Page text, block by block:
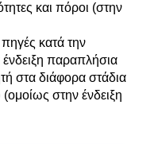
και πόροι (στην
κατά την
ένδειξη παραπλήσια
στα διάφορα στάδια
στην ένδειξη